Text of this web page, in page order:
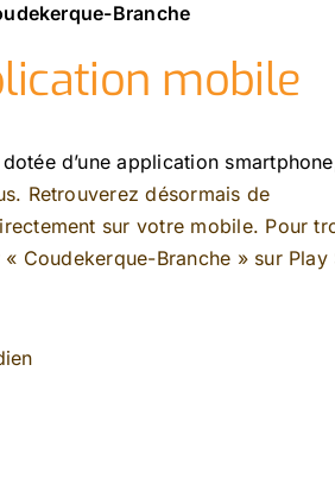
Branche
mobile
d’une application
Retrouverez désormais de
sur votre mobile. Pour
Coudekerque-Branche »sur Play